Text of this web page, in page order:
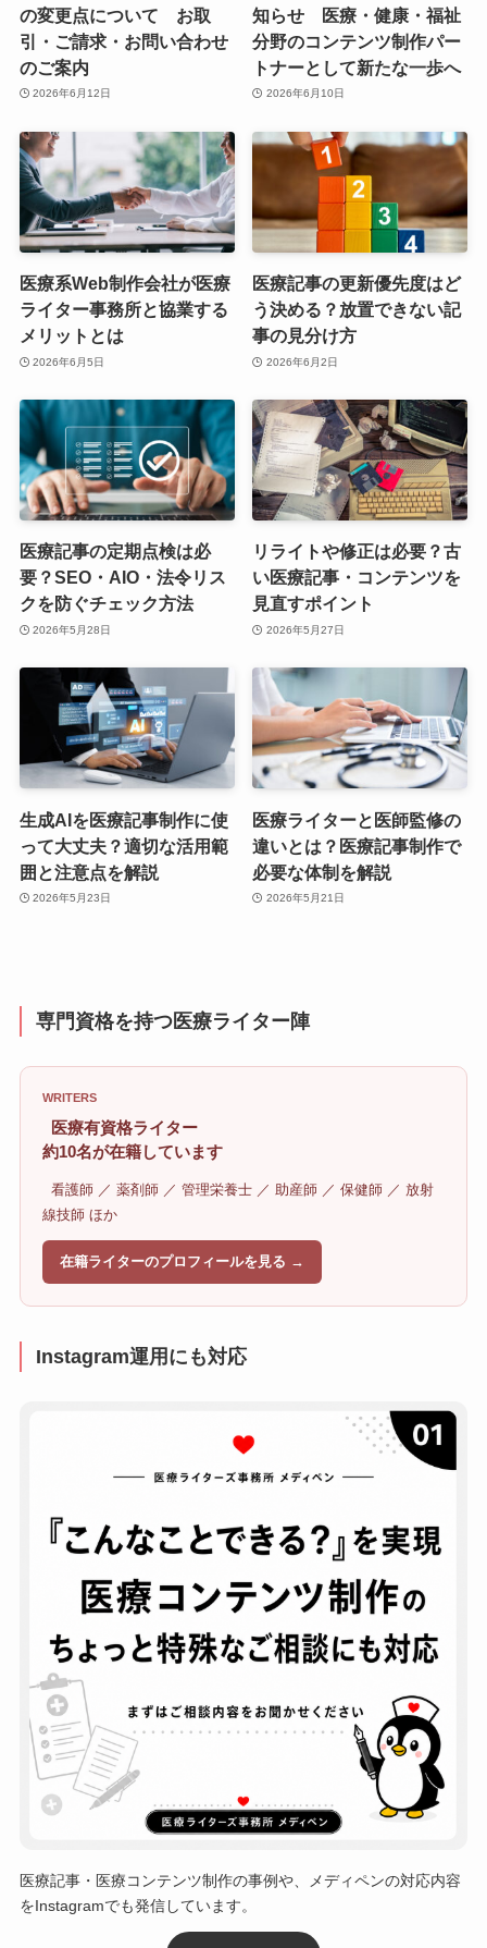
の変更点について お取
引・ご請求・お問い合わせ
のご案内
2026年6月12日
知らせ 医療・健康・福祉
分野のコンテンツ制作パー
トナーとして新たな一歩へ
2026年6月10日
医療系Web制作会社が医療
ライター事務所と協業する
メリットとは
2026年6月5日
医療記事の更新優先度はど
う決める？放置できない記
事の見分け方
2026年6月2日
医療記事の定期点検は必
要？SEO・AIO・法令リス
クを防ぐチェック方法
2026年5月28日
リライトや修正は必要？古
い医療記事・コンテンツを
見直すポイント
2026年5月27日
生成AIを医療記事制作に使
って大丈夫？適切な活用範
囲と注意点を解説
2026年5月23日
医療ライターと医師監修の
違いとは？医療記事制作で
必要な体制を解説
2026年5月21日
専門資格を持つ医療ライター陣
WRITERS
医療有資格ライター
約10名が在籍しています
看護師 ／ 薬剤師 ／ 管理栄養士 ／ 助産師 ／ 保健師 ／ 放射
線技師 ほか
在籍ライターのプロフィールを見る →
Instagram運用にも対応
医療記事・医療コンテンツ制作の事例や、メディペンの対応内容
をInstagramでも発信しています。